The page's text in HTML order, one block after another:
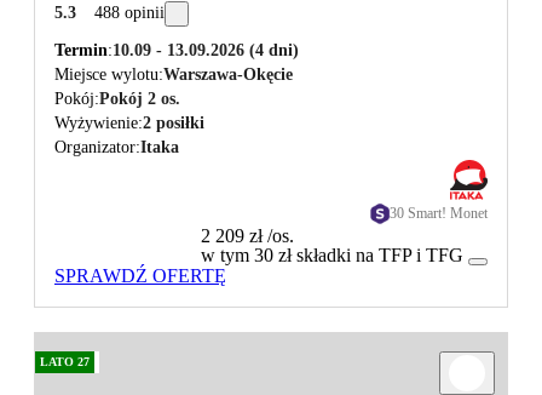
5.3 488 opinii
Termin 10.09 - 13.09.2026 (4 dni)
Miejsce wylotu Warszawa-Okęcie
Pokój Pokój 2 os.
Wyżywienie 2 posiłki
Organizator Itaka
30 Smart! Monet
2 209 zł/os.
w tym 30 zł składki na TFP i TFG
SPRAWDŹ OFERTĘ
LATO 27